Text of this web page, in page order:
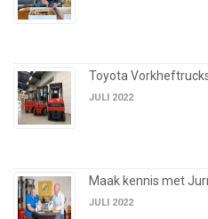
Toyota
JULI 2022
Maak kennis met
JULI 2022